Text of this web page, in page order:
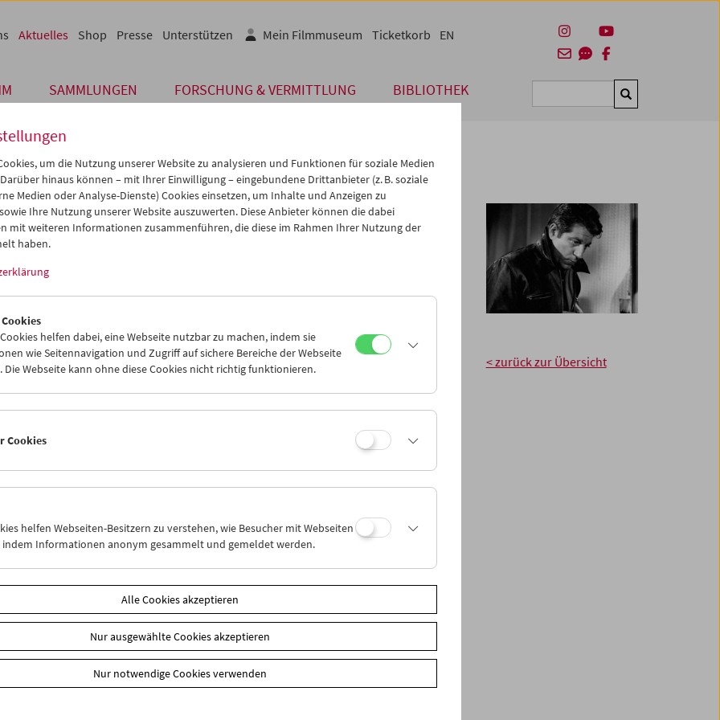
SAMMLUNGEN FORSCHUNG & VERMITTLUNG BIBLIOTHEK Suchen
Aktuelles Shop Presse Unterstützen Mein Filmmuseum Ticketkorb EN
2015
allen einen wunderschönen Sommer und freuen uns auf ein Wiedersehen im
ab 28. August zur großen RetrospektiveNoir | Polar – Der französische
des Spielbetriebs:
27. August 2015
Büro, Bibliothek und Mediathek:
17. August 2015
< zurück zur Übersicht
um die Nutzung unserer Website zu analysieren und Funktionen für soziale Medien
hinaus können – mit Ihrer Einwilligung – eingebundene Drittanbieter (z. B. soziale
Medien oder Analyse-Dienste) Cookies einsetzen, um Inhalte und Anzeigen zu
Ihre Nutzung unserer Website auszuwerten. Diese Anbieter können die dabei
mit weiteren Informationen zusammenführen, die diese im Rahmen Ihrer Nutzung der
haben.
helfen dabei, eine Webseite nutzbar zu machen, indem sie
wie Seitennavigation und Zugriff auf sichere Bereiche der Webseite
Die Webseite kann ohne diese Cookies nicht richtig funktionieren.
Cookies
helfen Webseiten-Besitzern zu verstehen, wie Besucher mit Webseiten
indem Informationen anonym gesammelt und gemeldet werden.
Alle Cookies akzeptieren
Nur ausgewählte Cookies akzeptieren
Nur notwendige Cookies verwenden